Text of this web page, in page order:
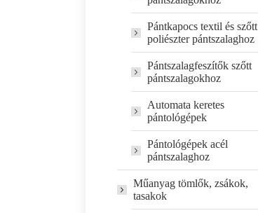
Pántkapocs textil és szőtt
poliészter pántszalaghoz
Pántszalagfeszítők szőtt
pántszalagokhoz
Automata keretes
pántológépek
Pántológépek acél
pántszalaghoz
Műanyag tömlők, zsákok,
tasakok